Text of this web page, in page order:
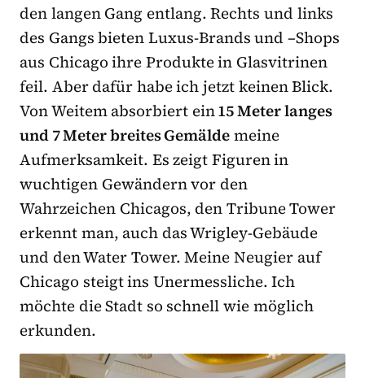
den langen Gang entlang. Rechts und links
des Gangs bieten Luxus-Brands und –Shops
aus Chicago ihre Produkte in Glasvitrinen
feil. Aber dafür habe ich jetzt keinen Blick.
Von Weitem absorbiert ein15 Meter langes
und 7 Meter breites Gemäldemeine
Aufmerksamkeit. Es zeigt Figuren in
wuchtigen Gewändern vor den
Wahrzeichen Chicagos, den Tribune Tower
erkennt man, auch das Wrigley-Gebäude
und den Water Tower. Meine Neugier auf
Chicago steigt ins Unermessliche. Ich
möchte die Stadt so schnell wie möglich
erkunden.